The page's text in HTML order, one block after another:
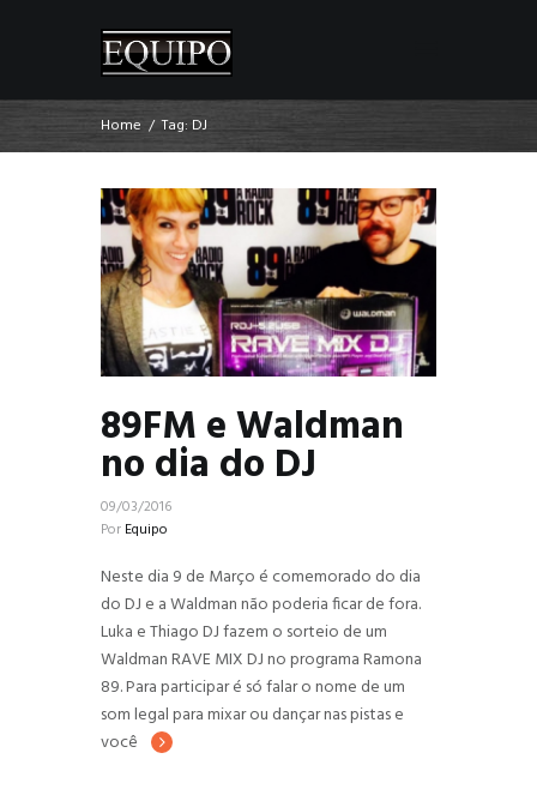
Home Tag: DJ
89FM e Waldman
no dia do DJ
09/03/2016
Por Equipo
Neste dia 9 de Março é comemorado do dia
do DJ e a Waldman não poderia ficar de fora.
Luka e Thiago DJ fazem o sorteio de um
Waldman RAVE MIX DJ no programa Ramona
89. Para participar é só falar o nome de um
som legal para mixar ou dançar nas pistas e
você